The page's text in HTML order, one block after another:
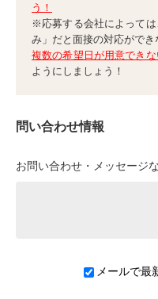
う！
※応募する会社によって
み」だと面接の対応ができ
複数の希望日が用意でき
ようにしましょう！
問い合わせ情報
お問い合わせ・メッセージ
メールで最